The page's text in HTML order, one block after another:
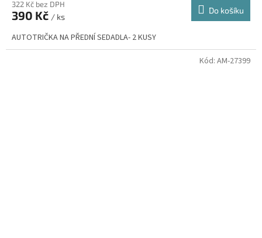
322 Kč bez DPH
390 Kč / ks
Do košíku
AUTOTRIČKA NA PŘEDNÍ SEDADLA- 2 KUSY
Kód: AM-27399